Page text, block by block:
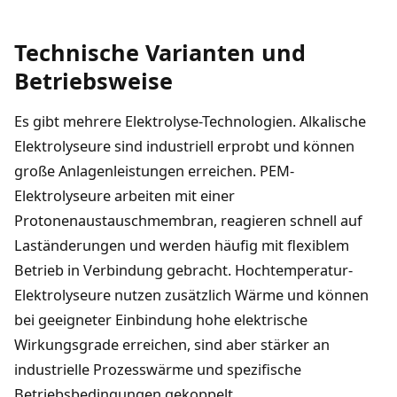
Technische Varianten und
Betriebsweise
Es gibt mehrere Elektrolyse-Technologien. Alkalische
Elektrolyseure sind industriell erprobt und können
große Anlagenleistungen erreichen. PEM-
Elektrolyseure arbeiten mit einer
Protonenaustauschmembran, reagieren schnell auf
Laständerungen und werden häufig mit flexiblem
Betrieb in Verbindung gebracht. Hochtemperatur-
Elektrolyseure nutzen zusätzlich Wärme und können
bei geeigneter Einbindung hohe elektrische
Wirkungsgrade erreichen, sind aber stärker an
industrielle Prozesswärme und spezifische